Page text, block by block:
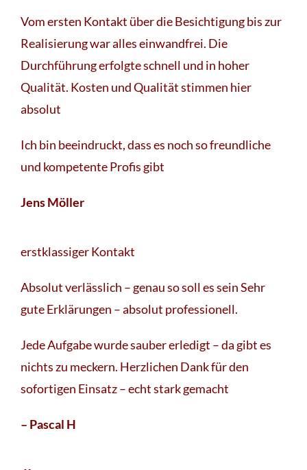
Vom ersten Kontakt über die Besichtigung bis zur
Realisierung war alles einwandfrei. Die
Durchführung erfolgte schnell und in hoher
Qualität. Kosten und Qualität stimmen hier
absolut
Ich bin beeindruckt, dass es noch so freundliche
und kompetente Profis gibt
Jens Möller
erstklassiger Kontakt
Absolut verlässlich – genau so soll es sein Sehr
gute Erklärungen – absolut professionell.
Jede Aufgabe wurde sauber erledigt – da gibt es
nichts zu meckern. Herzlichen Dank für den
sofortigen Einsatz – echt stark gemacht
– Pascal H